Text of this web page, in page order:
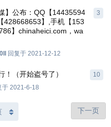
】公布：QQ【14435594
428668653】,手机【153
】chinaheici.com，wa
回复于 2021-12-12
3
！（开始盗号了）
于 2021-6-18
10
下一页